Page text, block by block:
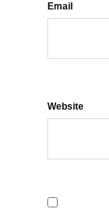
Email
Website